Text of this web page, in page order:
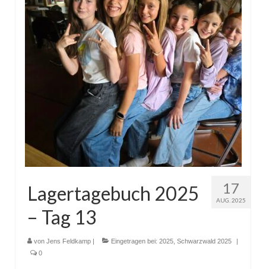
17
AUG. 2025
Lagertagebuch 2025
– Tag 13
von Jens Feldkamp | Eingetragen bei: 2025 Schwarzwald 2025
|
0